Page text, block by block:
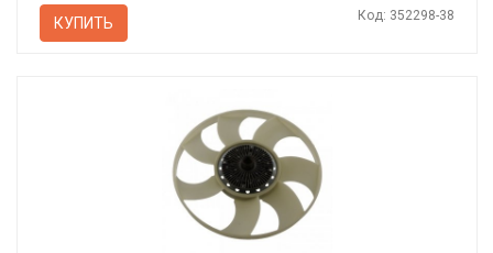
КУПИТЬ Код: 352298-38